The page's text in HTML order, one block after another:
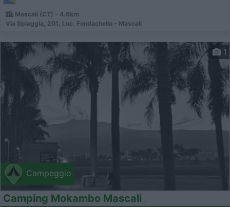
Mascali (CT) - 4.6km
Via Spiaggia, 201, Loc. Fondachello - Mascali
Campeggio
1
Camping Mokambo Mascali